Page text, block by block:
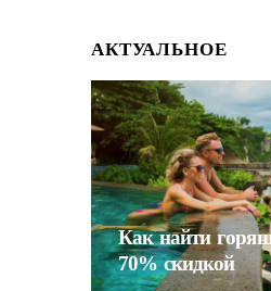
АКТУАЛЬНОЕ
Как найти
70% скидкой